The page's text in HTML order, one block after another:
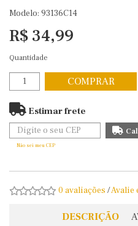
Modelo: 93136C14
R$ 34,99
Quantidade
COMPRAR
Estimar frete
Não sei meu CEP
0 avaliações /Avalie
DESCRIÇÃO